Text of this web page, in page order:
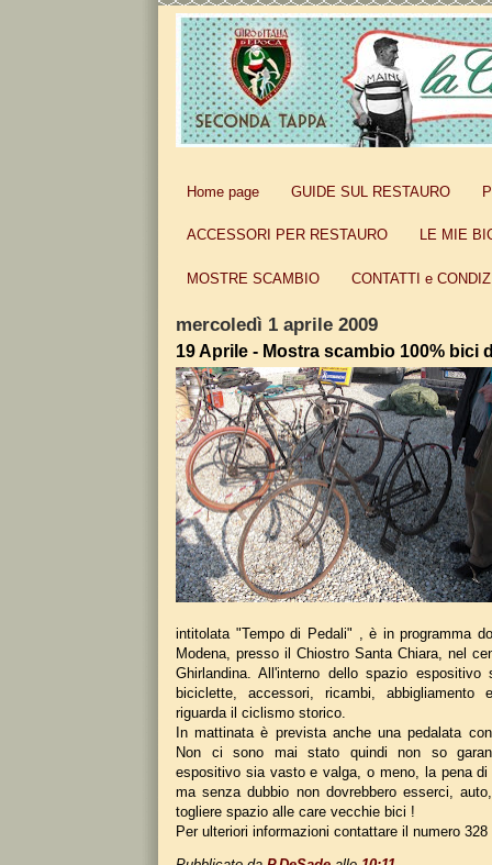
Home page GUIDE SUL RESTAURO
ACCESSORI PER RESTAURO LE MIE
MOSTRE SCAMBIO CONTATTI e
mercoledì 1 aprile 2009
19 Aprile - Mostra scambio 100% bici
intitolata "Tempo di Pedali" , è in programma
Modena, presso il Chiostro Santa Chiara, nel
Ghirlandina. All'interno dello spazio espositivo
biciclette, accessori, ricambi,
riguarda il ciclismo storico.
In mattinata è prevista anche una pedalata
Non ci sono mai stato quindi non so
espositivo sia vasto e valga, o meno, la pena di
ma senza dubbio non dovrebbero esserci,
togliere spazio alle care vecchie bici !
Per ulteriori informazioni contattare il numero 328